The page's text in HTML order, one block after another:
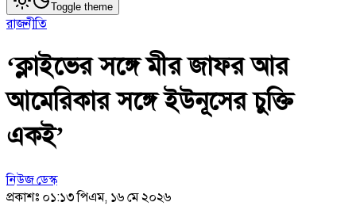
Toggle theme
রাজনীতি
‘ক্লাইভের সঙ্গে মীর জাফর আর
আমেরিকার সঙ্গে ইউনূসের চুক্তি
একই’
নিউজ ডেস্ক
প্রকাশঃ ০১:১৩ পিএম, ১৬ মে ২০২৬